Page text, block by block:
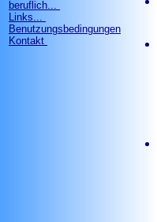
beruflich...
Links...
Benutzungsbedingungen
Kontakt